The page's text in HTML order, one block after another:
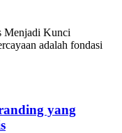
Menjadi Kunci
adalah fondasi
yang